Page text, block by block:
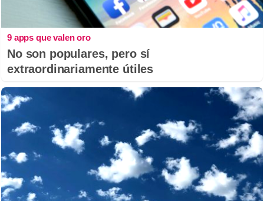
9 apps que valen oro
No son populares, pero sí
extraordinariamente útiles